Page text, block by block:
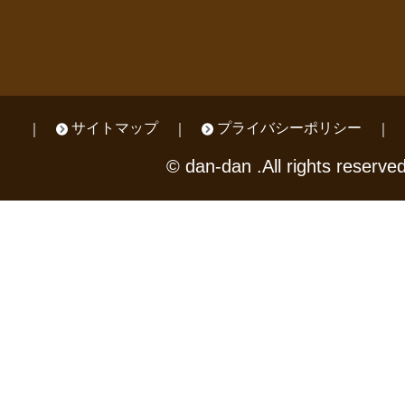
サイトマップ プライバシーポリシー
© dan-dan .All rights